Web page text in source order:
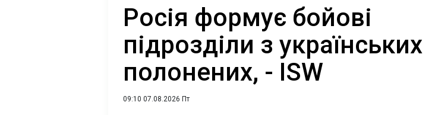
Росія формує бойові
підрозділи з українських
полонених, - ISW
09:10 07.08.2026 Пт